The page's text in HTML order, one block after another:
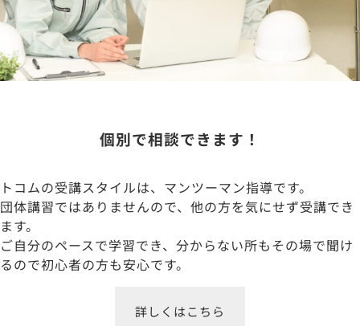
個別で相談できます！
トコムの受講スタイルは、マンツーマン指導です。
団体講習ではありませんので、他の方を気にせず受講でき
ます。
ご自分のペースで学習でき、分からない所もその場で聞け
るので初心者の方も安心です。
詳しくはこちら